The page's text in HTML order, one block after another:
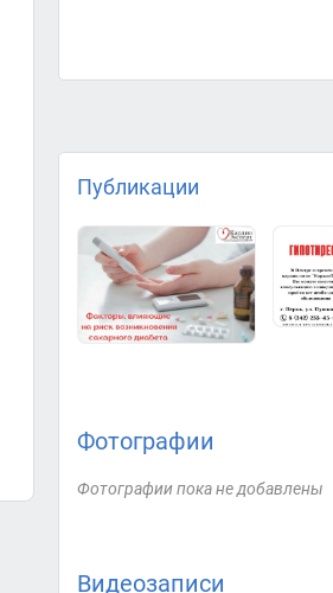
Публикации
Фотографии
Фотографии пока не добавлены
Видеозаписи